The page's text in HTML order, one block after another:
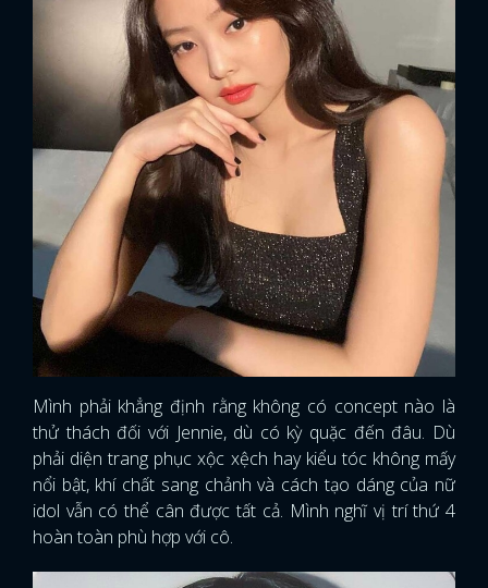
Mình phải khẳng định rằng không có concept nào là
thử thách đối với Jennie, dù có kỳ quặc đến đâu. Dù
phải diện trang phục xộc xệch hay kiểu tóc không mấy
nổi bật, khí chất sang chảnh và cách tạo dáng của nữ
idol vẫn có thể cân được tất cả. Mình nghĩ vị trí thứ 4
hoàn toàn phù hợp với cô.